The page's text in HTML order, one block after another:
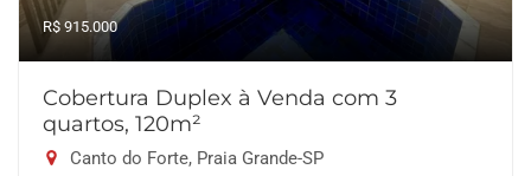
R$ 915.000
Cobertura Duplex à Venda com 3
quartos, 120m²
Canto do Forte, Praia Grande-SP